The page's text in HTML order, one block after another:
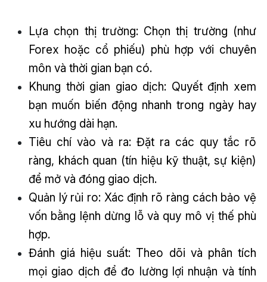
Lựa chọn thị trường: Chọn thị trường (như
Forex hoặc cổ phiếu) phù hợp với chuyên
môn và thời gian bạn có.
Khung thời gian giao dịch: Quyết định xem
bạn muốn biến động nhanh trong ngày hay
xu hướng dài hạn.
Tiêu chí vào và ra: Đặt ra các quy tắc rõ
ràng, khách quan (tín hiệu kỹ thuật, sự kiện)
để mở và đóng giao dịch.
Quản lý rủi ro: Xác định rõ ràng cách bảo vệ
vốn bằng lệnh dừng lỗ và quy mô vị thế phù
hợp.
Đánh giá hiệu suất: Theo dõi và phân tích
mọi giao dịch để đo lường lợi nhuận và tính